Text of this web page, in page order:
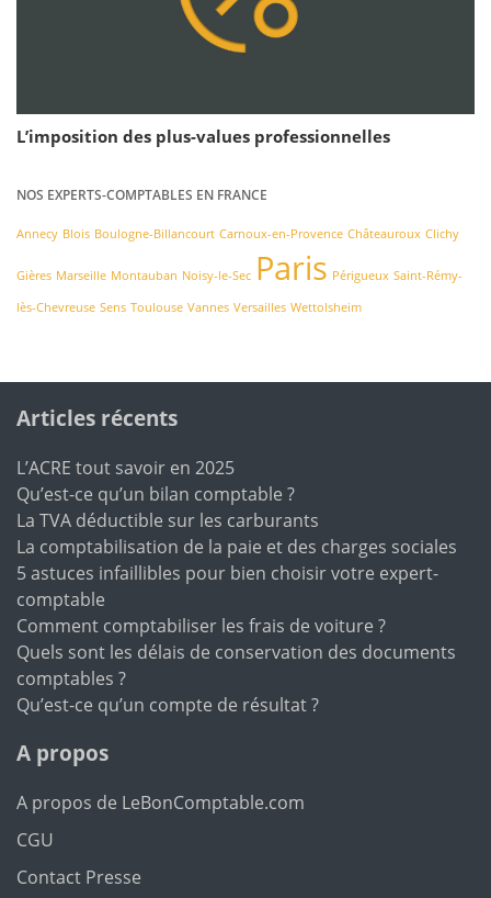
L’imposition des plus-values professionnelles
NOS EXPERTS-COMPTABLES EN FRANCE
Annecy Blois Boulogne-Billancourt Carnoux-en-Provence Châteauroux Clichy
Gières Marseille Montauban Noisy-le-Sec Paris Périgueux Saint-Rémy-
lès-Chevreuse Sens Toulouse Vannes Versailles Wettolsheim
Articles récents
L’ACRE tout savoir en 2025
Qu’est-ce qu’un bilan comptable ?
La TVA déductible sur les carburants
La comptabilisation de la paie et des charges sociales
5 astuces infaillibles pour bien choisir votre expert-
comptable
Comment comptabiliser les frais de voiture ?
Quels sont les délais de conservation des documents
comptables ?
Qu’est-ce qu’un compte de résultat ?
A propos
A propos de LeBonComptable.com
CGU
Contact Presse